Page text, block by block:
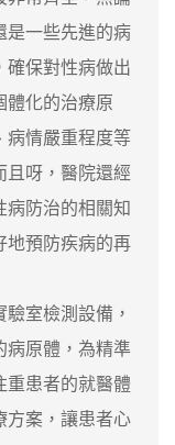
是一些先進的病
確保對性病做出
體化的治療原
病情嚴重程度等
且呀，醫院還經
病防治的相關知
地預防疾病的再
室檢測設備，
病原體，為精準
重患者的就醫體
方案，讓患者心